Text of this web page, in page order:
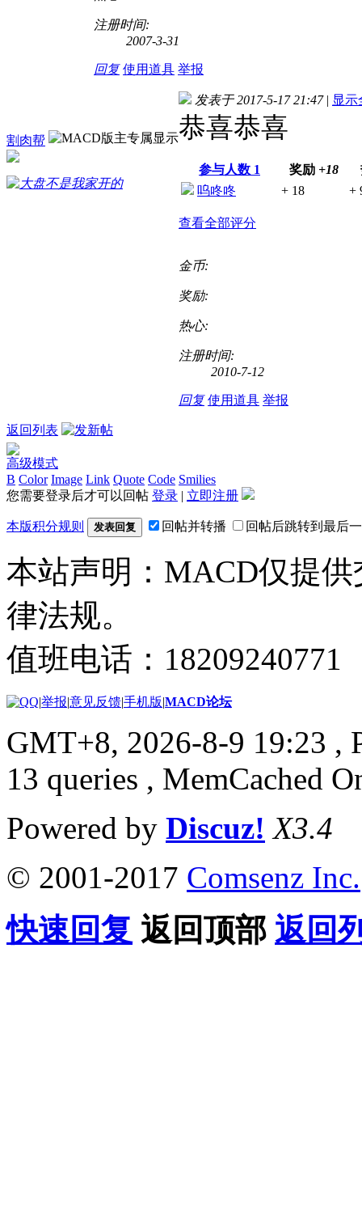
注册时间:
2007-3-31
回复 使用道具 举报
割肉帮
发表于 2017-5-17 21:47 | 显示
恭喜恭喜
参与人数 1 奖励 +18
呜咚咚
+ 18 +
查看全部评分
金币:
奖励:
热心:
注册时间:
2010-7-12
回复 使用道具 举报
返回列表
高级模式
B Color Image Link Quote Code Smilies
您需要登录后才可以回帖 登录 | 立即注册
本版积分规则 发表回复 回帖并转播 回帖后跳转到最后
本站声明：MACD仅提
律法规。
值班电话：
|举报|意见反馈|手机版|MACD论坛
GMT+8, 2026-8-9 19:23 ,
13 queries , MemCached
Powered by Discuz! X3.4
© 2001-2017 Comsenz Inc.
快速回复 返回顶部 返回